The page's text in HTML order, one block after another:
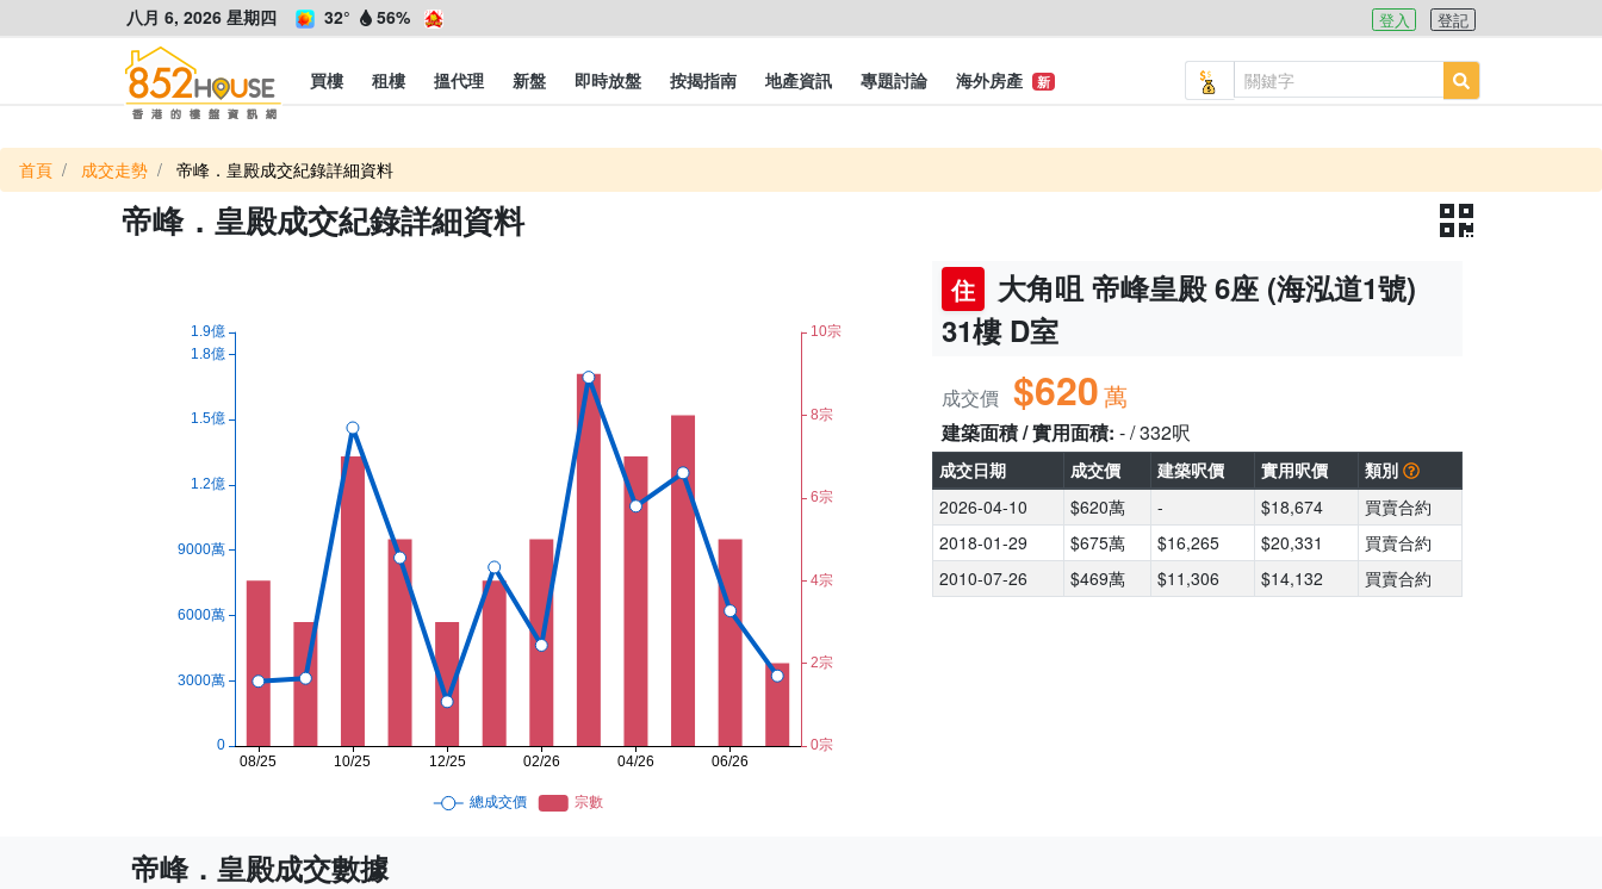
八月 6, 2026 星期四 32° 56% 登入 登記
買樓 租樓 搵代理 新盤 即時放盤 按揭指南 地產資訊 專題討論 海外房產 新
首頁 成交走勢 帝峰．皇殿成交紀錄詳細資料
帝峰．皇殿成交紀錄詳細資料
住
大角咀 帝峰皇殿 6座 (海泓道1號)
31樓 D室
成交價 $620萬
建築面積 / 實用面積: - / 332呎
成交日期 成交價 建築呎價 實用呎價
類別
2026-04-10
$620萬 - $18,674
買賣合約
2018-01-29
$675萬 $16,265 $20,331
買賣合約
2010-07-26
$469萬 $11,306 $14,132 買賣合約
帝峰．皇殿成交數據